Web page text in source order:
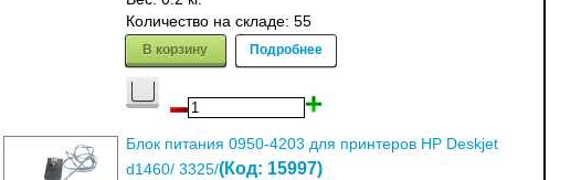
Количество на складе: 55
В корзину Подробнее
Блок питания 0950-4203 для принтеров HP Deskjet
d1460/ 3325/(Код: 15997)